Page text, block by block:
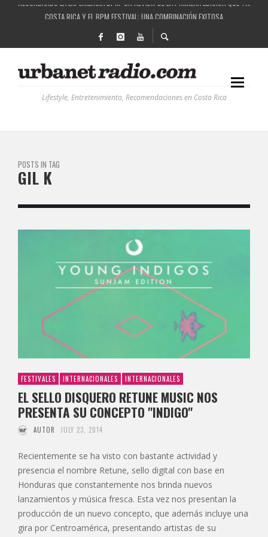
COSTA RICA Y EL BPM FESTIVAL: UNA COMBINACIÓN EXITOSA
RUTAS NATURBANAS: EL PROYECTO QUE ESTÁ TRANSFORMANDO LA CALIDAD DE
LA HISTORIA DETRÁS DE LA MÚSICA ELECTRÓNICA: BBC RADIOPHONIC WORKSHOP
Lifestyle, Entretenimiento, Recomendaciones en Costa Rica
POSTS IN TAG
GIL K
FESTIVALES INTERNACIONALES INTERNACIONALES
EL SELLO DISQUERO RETUNE MUSIC NOS
PRESENTA SU CONCEPTO "INDIGO"
AUTOR JULY 23, 2014
Recientemente se ha visto con bastante actividad y
presencia el nombre Retune, sello digital con base en
Honduras que constantemente nos brinda nuevos
lanzamientos y música fresca. Esta vez nos presentan la
producción de un nuevo concepto, que además incluye una
gira por Centroamérica, presentando artistas de su